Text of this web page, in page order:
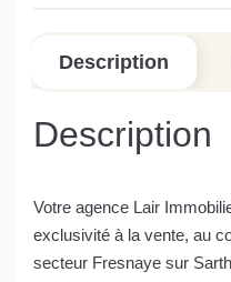
Description
Description
Votre agence Lair
exclusivité à la vente, au
secteur Fresnaye sur